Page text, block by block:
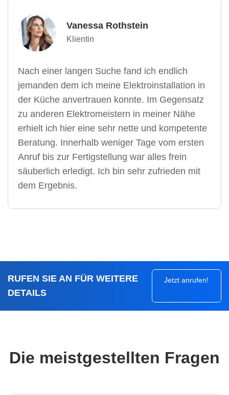
Vanessa Rothstein
Klientin
Nach einer langen Suche fand ich endlich
jemanden dem ich meine Elektroinstallation in
der Küche anvertrauen konnte. Im Gegensatz
zu anderen Elektromeistern in meiner Nähe
erhielt ich hier eine sehr nette und kompetente
Beratung. Innerhalb weniger Tage vom ersten
Anruf bis zur Fertigstellung war alles frein
säuberlich erledigt. Ich bin sehr zufrieden mit
dem Ergebnis.
RUFEN SIE AN FÜR WEITERE
DETAILS
Jetzt anrufen!
Die meistgestellten Fragen